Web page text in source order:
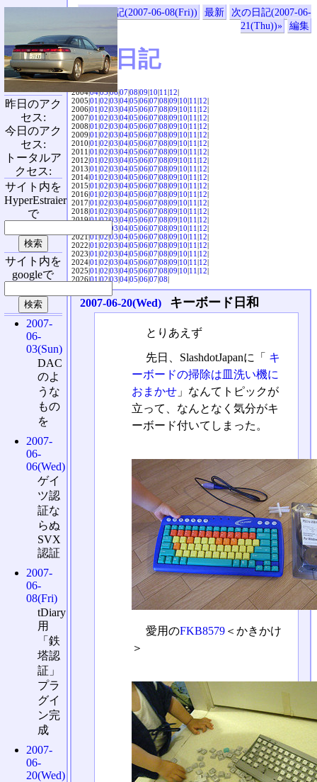
«前の日記(2007-06-08(Fri)) 最新
次の日記(2007-06-
21(Thu))»
編集
SVX日記
2004|04|05|06|07|08|09|10|11|12|
2005|01|02|03|04|05|06|07|08|09|10|11|12|
2006|01|02|03|04|05|06|07|08|09|10|11|12|
2007|01|02|03|04|05|06|07|08|09|10|11|12|
2008|01|02|03|04|05|06|07|08|09|10|11|12|
2009|01|02|03|04|05|06|07|08|09|10|11|12|
2010|01|02|03|04|05|06|07|08|09|10|11|12|
2011|01|02|03|04|05|06|07|08|09|10|11|12|
2012|01|02|03|04|05|06|07|08|09|10|11|12|
2013|01|02|03|04|05|06|07|08|09|10|11|12|
2014|01|02|03|04|05|06|07|08|09|10|11|12|
2015|01|02|03|04|05|06|07|08|09|10|11|12|
2016|01|02|03|04|05|06|07|08|09|10|11|12|
2017|01|02|03|04|05|06|07|08|09|10|11|12|
2018|01|02|03|04|05|06|07|08|09|10|11|12|
2019|01|02|03|04|05|06|07|08|09|10|11|12|
03|04|05|06|07|08|09|10|11|12|
2021|01|02|03|04|05|06|07|08|09|10|11|12|
2022|01|02|03|04|05|06|07|08|09|10|11|12|
2023|01|02|03|04|05|06|07|08|09|10|11|12|
2024|01|02|03|04|05|06|07|08|09|10|11|12|
2025|01|02|03|04|05|06|07|08|09|10|11|12|
2026|01|02|03|04|05|06|07|08|
2007-06-20(Wed) キーボード日和
とりあえず
先日、SlashdotJapanに「
キ
ーボードの掃除は皿洗い機に
おまかせ」なんてトピックが
立って、なんとなく気分がキ
ーボード付いてしまった。
愛用のFKB8579＜かきかけ
＞
昨日のアク
セス:
今日のアク
セス:
トータルア
クセス:
サイト内を
HyperEstraier
で
サイト内を
googleで
2007-
06-
03(Sun)
DAC
のよ
うな
もの
を
2007-
06-
06(Wed)
ゲイ
ツ認
証な
らぬ
SVX
認証
2007-
06-
08(Fri)
tDiary
用
「鉄
塔認
証」
プラ
グイ
ン完
成
2007-
06-
20(Wed)